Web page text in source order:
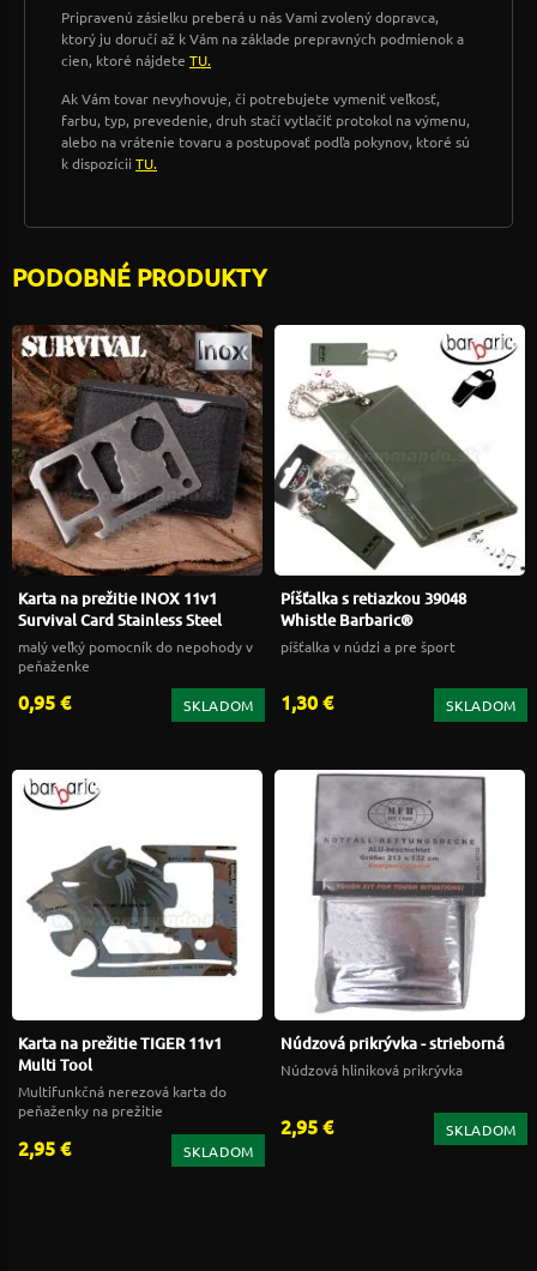
Pripravenú zásielku preberá u nás Vami zvolený dopravca,
ktorý ju doručí až k Vám na základe prepravných podmienok a
cien, ktoré nájdete TU.
Ak Vám tovar nevyhovuje, či potrebujete vymeniť veľkosť,
farbu, typ, prevedenie, druh stačí vytlačiť protokol na výmenu,
alebo na vrátenie tovaru a postupovať podľa pokynov, ktoré sú
k dispozícii TU.
PODOBNÉ PRODUKTY
Karta na prežitie INOX 11v1
Survival Card Stainless Steel
malý veľký pomocník do nepohody v
peňaženke
0,95 € SKLADOM
Píšťalka s retiazkou 39048
Whistle Barbaric®
píšťalka v núdzi a pre šport
1,30 € SKLADOM
Karta na prežitie TIGER 11v1
Multi Tool
Multifunkčná nerezová karta do
peňaženky na prežitie
2,95 € SKLADOM
Núdzová prikrývka - strieborná
Núdzová hliniková prikrývka
2,95 € SKLADOM